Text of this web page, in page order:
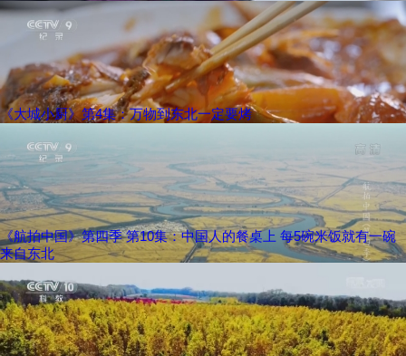
《大城小厨》第4集：万物到东北一定要烤
《航拍中国》第四季 第10集：中国人的餐桌上 每5碗米饭就有一碗
来自东北